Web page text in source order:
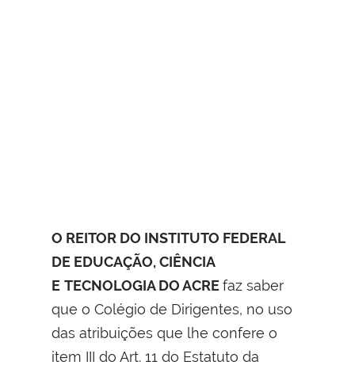
O REITOR DO INSTITUTO FEDERAL
DE EDUCAÇÃO, CIÊNCIA
E TECNOLOGIA DO ACREfaz saber
que o Colégio de Dirigentes, no uso
das atribuições que lhe confere o
item III do Art. 11 do Estatuto da